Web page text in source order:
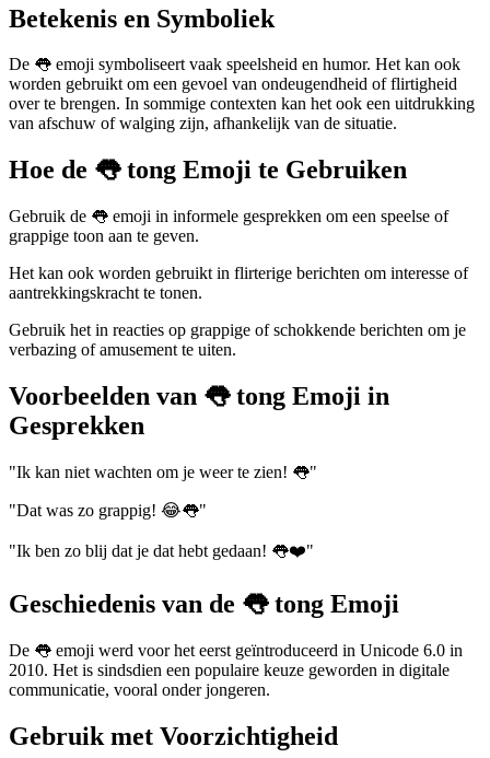
Betekenis en Symboliek
De 👅 emoji symboliseert vaak speelsheid en humor. Het kan ook
worden gebruikt om een gevoel van ondeugendheid of flirtigheid
over te brengen. In sommige contexten kan het ook een uitdrukking
van afschuw of walging zijn, afhankelijk van de situatie.
Hoe de 👅 tong Emoji te Gebruiken
Gebruik de 👅 emoji in informele gesprekken om een speelse of
grappige toon aan te geven.
Het kan ook worden gebruikt in flirterige berichten om interesse of
aantrekkingskracht te tonen.
Gebruik het in reacties op grappige of schokkende berichten om je
verbazing of amusement te uiten.
Voorbeelden van 👅 tong Emoji in
Gesprekken
"Ik kan niet wachten om je weer te zien! 👅"
"Dat was zo grappig! 😂👅"
"Ik ben zo blij dat je dat hebt gedaan! 👅❤️"
Geschiedenis van de 👅 tong Emoji
De 👅 emoji werd voor het eerst geïntroduceerd in Unicode 6.0 in
2010. Het is sindsdien een populaire keuze geworden in digitale
communicatie, vooral onder jongeren.
Gebruik met Voorzichtigheid